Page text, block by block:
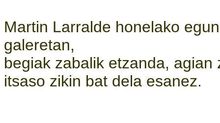
Martin Larralde honelako
galeretan,
begiak zabalik etzanda, agian
itsaso zikin bat dela esanez.